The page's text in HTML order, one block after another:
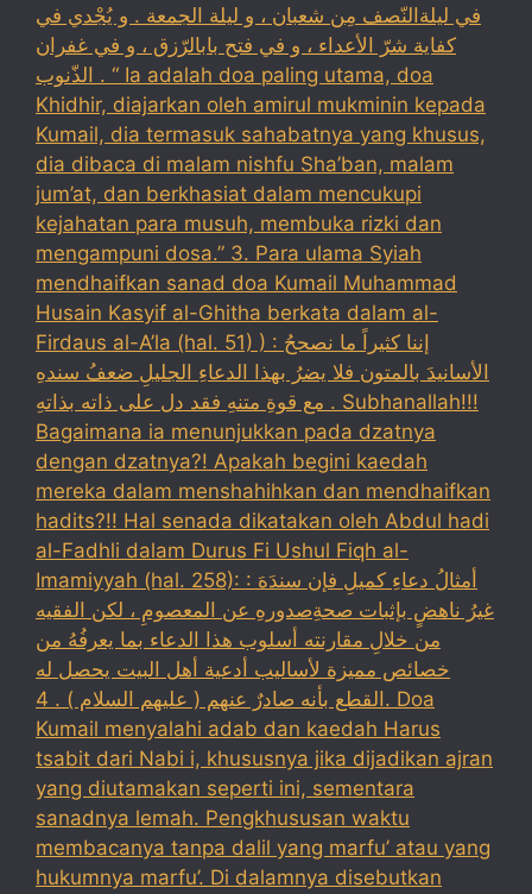
في ليلةالنّصف مِن شعبان ، و ليلة الجمعة . و يُجْدي في
كفاية شرّ الأعداء ، و في فتح بابالرّزق ، و في غفران
الذّنوب . “ Ia adalah doa paling utama, doa
Khidhir, diajarkan oleh amirul mukminin kepada
Kumail, dia termasuk sahabatnya yang khusus,
dia dibaca di malam nishfu Sha’ban, malam
jum’at, dan berkhasiat dalam mencukupi
kejahatan para musuh, membuka rizki dan
mengampuni dosa.” 3. Para ulama Syiah
mendhaifkan sanad doa Kumail Muhammad
Husain Kasyif al-Ghitha berkata dalam al-
Firdaus al-A’la (hal. 51) ) : إننا كثيراً ما نصححُ
الأسانيدَ بالمتون فلا يضرُ بهذا الدعاءِ الجليلِ ضعفُ سندهِ
مع قوةِ متنهِ فقد دل على ذاته بذاتهِ . Subhanallah!!!
Bagaimana ia menunjukkan pada dzatnya
dengan dzatnya?! Apakah begini kaedah
mereka dalam menshahihkan dan mendhaifkan
hadits?!! Hal senada dikatakan oleh Abdul hadi
al-Fadhli dalam Durus Fi Ushul Fiqh al-
Imamiyyah (hal. 258): : أمثالُ دعاءِ كميلِ فإن سندَهَ
غيرُ ناهضٍ بإثبات صحةِصدورهِ عن المعصومِ ، لكن الفقيه
من خلالِ مقارنته أسلوب هذا الدعاء بما يعرفُهُ من
خصائص مميزة لأساليب أدعية أهل البيت يحصل له
القطع بأنه صادرٌ عنهم ( عليهم السلام ) . 4. Doa
Kumail menyalahi adab dan kaedah Harus
tsabit dari Nabi i, khususnya jika dijadikan ajran
yang diutamakan seperti ini, sementara
sanadnya lemah. Pengkhususan waktu
membacanya tanpa dalil yang marfu’ atau yang
hukumnya marfu’. Di dalamnya disebutkan